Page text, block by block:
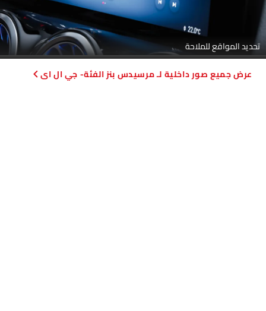
تحديد المواقع للملاحة
صور داخلية لـ مرسيدس بنز الفئة- جي ال اى